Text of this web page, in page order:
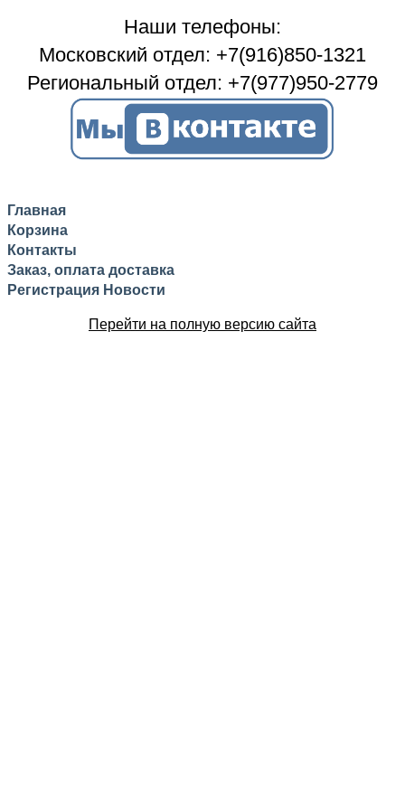
Наши телефоны:
Московский отдел: +7(916)850-1321
Региональный отдел: +7(977)950-2779
Главная
Корзина
Контакты
Заказ, оплата доставка
Регистрация Новости
Перейти на полную версию сайта